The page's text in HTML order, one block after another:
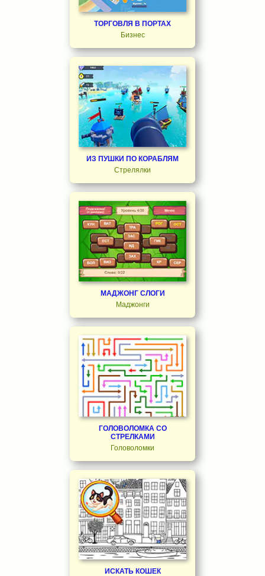
ТОРГОВЛЯ В ПОРТАХ
Бизнес
ИЗ ПУШКИ ПО КОРАБЛЯМ
Стрелялки
МАДЖОНГ СЛОГИ
Маджонги
ГОЛОВОЛОМКА СО
СТРЕЛКАМИ
Головоломки
ИСКАТЬ КОШЕК